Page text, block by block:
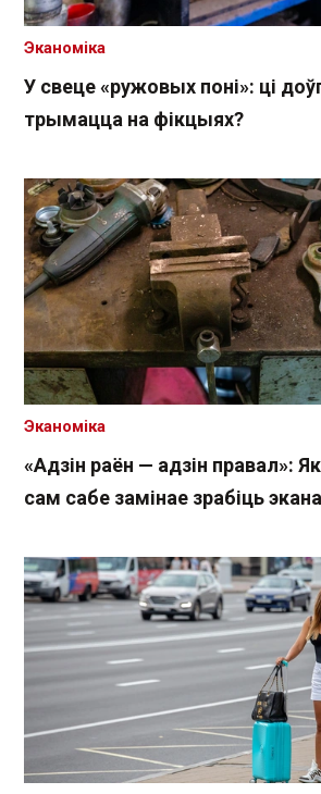
У свеце «ружовых поні»: ці
трымацца на фікцыях?
Эканоміка
«Адзін раён — адзін правал»:
сам сабе замінае зрабіць
Эканоміка